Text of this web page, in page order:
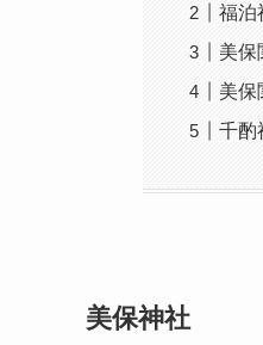
福泊
美保
美保
千酌
美保神社